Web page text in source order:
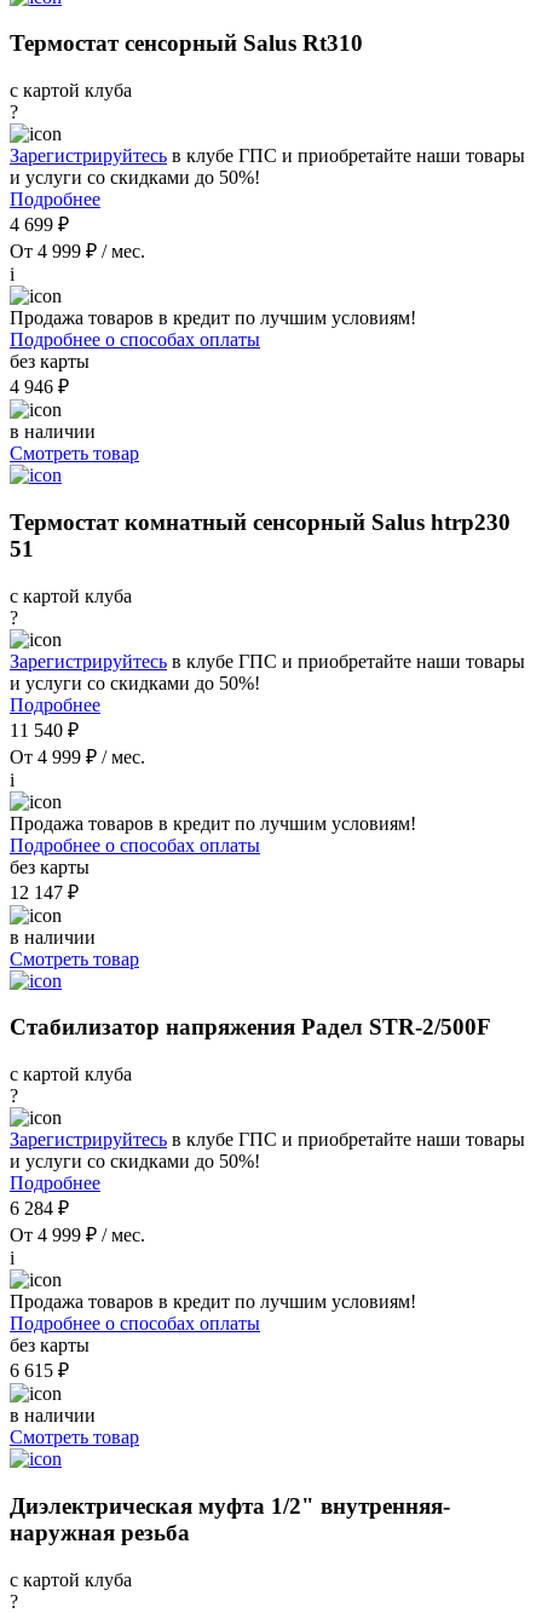
Термостат сенсорный Salus Rt310
с картой клуба
?
Зарегистрируйтесь в клубе ГПС и приобретайте наши товары
и услуги со скидками до 50%!
Подробнее
4 699 ₽
От 4 999 ₽ / мес.
i
Продажа товаров в кредит по лучшим условиям!
Подробнее о способах оплаты
без карты
4 946 ₽
в наличии
Смотреть товар
Термостат комнатный сенсорный Salus htrp230
51
с картой клуба
?
Зарегистрируйтесь в клубе ГПС и приобретайте наши товары
и услуги со скидками до 50%!
Подробнее
11 540 ₽
От 4 999 ₽ / мес.
i
Продажа товаров в кредит по лучшим условиям!
Подробнее о способах оплаты
без карты
12 147 ₽
в наличии
Смотреть товар
Стабилизатор напряжения Радел STR-2/500F
с картой клуба
?
Зарегистрируйтесь в клубе ГПС и приобретайте наши товары
и услуги со скидками до 50%!
Подробнее
6 284 ₽
От 4 999 ₽ / мес.
i
Продажа товаров в кредит по лучшим условиям!
Подробнее о способах оплаты
без карты
6 615 ₽
в наличии
Смотреть товар
Диэлектрическая муфта 1/2" внутренняя-
наружная резьба
с картой клуба
?